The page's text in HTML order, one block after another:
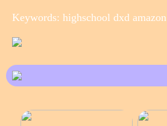
Keywords: highschool dxd amazon